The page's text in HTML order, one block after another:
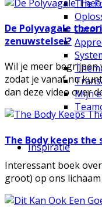
The
Mijn
Inspiratie
De Polyvagale
zenuwstelsel?
Wil je meer begrijpen
zodat je vanaf nu
dan deze video over
The Body keeps the
Interessant boek
groot) op ons